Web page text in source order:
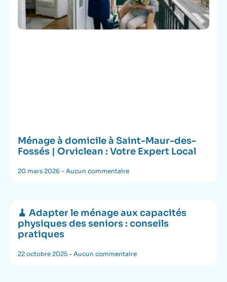
Ménage à domicile à Saint-Maur-des-
Fossés | Orviclean : Votre Expert Local
20 mars 2026 Aucun commentaire
🧹 Adapter le ménage aux capacités
physiques des seniors : conseils
pratiques
22 octobre 2025 Aucun commentaire